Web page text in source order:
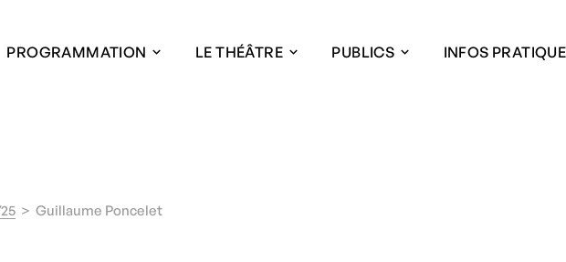
PROGRAMMATION LE THÉÂTRE PUBLICS INFOS
Guillaume Poncelet